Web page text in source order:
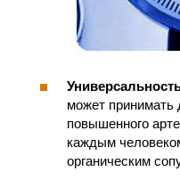
может принимать
повышенного
каждым
органическим